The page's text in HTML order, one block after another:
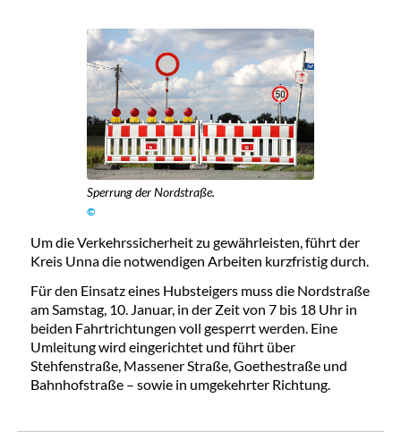
Sperrung der Nordstraße.
©
Um die Verkehrssicherheit zu gewährleisten, führt der
Kreis Unna die notwendigen Arbeiten kurzfristig durch.
Für den Einsatz eines Hubsteigers muss die Nordstraße
am Samstag, 10. Januar, in der Zeit von 7 bis 18 Uhr in
beiden Fahrtrichtungen voll gesperrt werden. Eine
Umleitung wird eingerichtet und führt über
Stehfenstraße, Massener Straße, Goethestraße und
Bahnhofstraße – sowie in umgekehrter Richtung.